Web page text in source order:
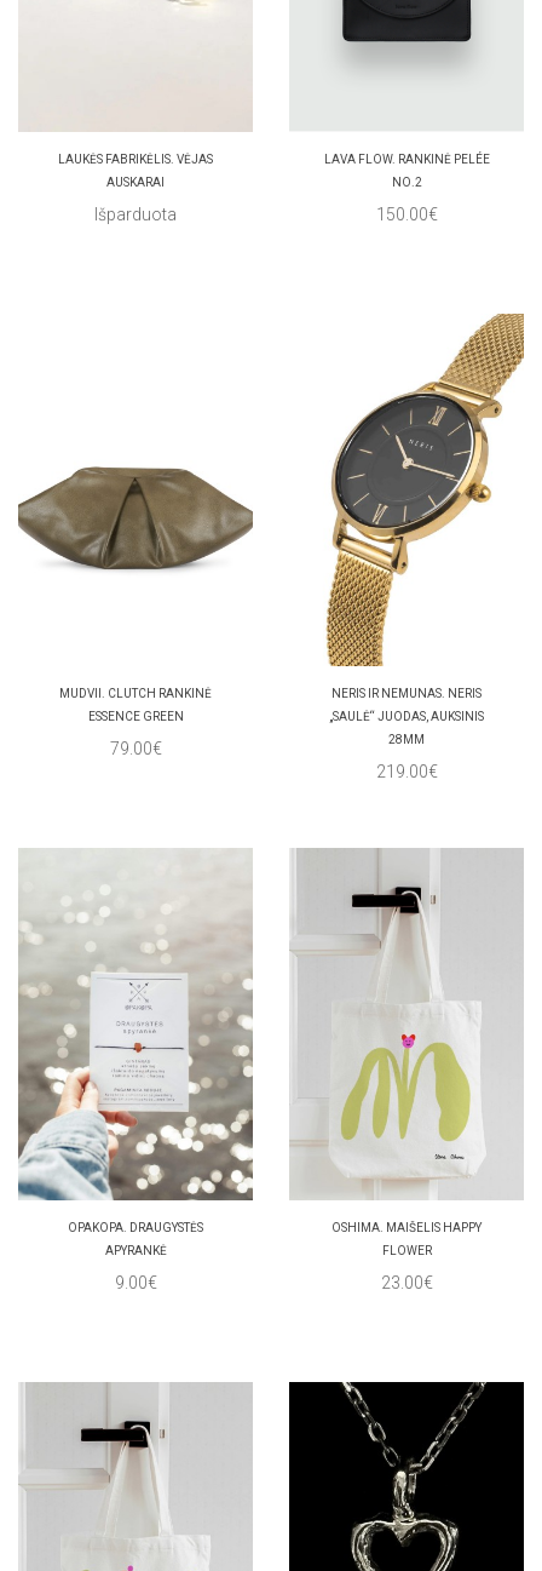
LAUKĖS FABRIKĖLIS. VĖJAS
AUSKARAI
Išparduota
LAVA FLOW. RANKINĖ PELÉE
NO.2
150.00€
MUDVII. CLUTCH RANKINĖ
ESSENCE GREEN
79.00€
NERIS IR NEMUNAS. NERIS
„SAULĖ“ JUODAS, AUKSINIS
28MM
219.00€
OPAKOPA. DRAUGYSTĖS
APYRANKĖ
9.00€
OSHIMA. MAIŠELIS HAPPY
FLOWER
23.00€